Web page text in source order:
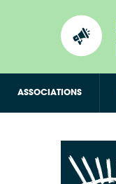
ASSOCIATIONS